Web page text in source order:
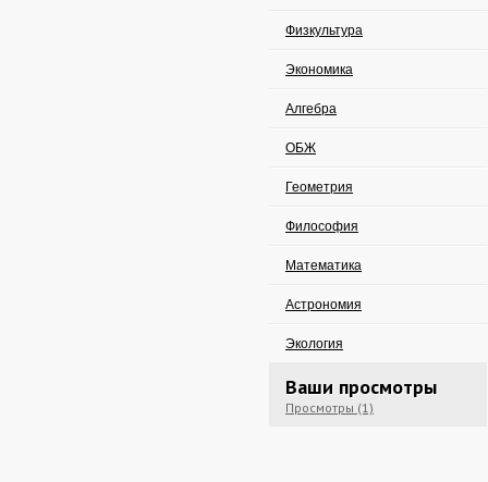
Физкультура
Экономика
Алгебра
ОБЖ
Геометрия
Философия
Математика
Астрономия
Экология
Ваши просмотры
Просмотры (1)